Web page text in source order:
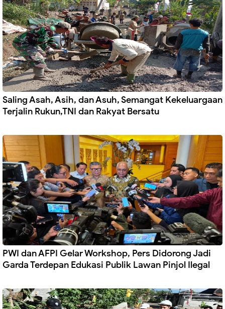
Saling Asah, Asih, dan Asuh, Semangat Kekeluargaan
Terjalin Rukun,TNI dan Rakyat Bersatu
PWI dan AFPI Gelar Workshop, Pers Didorong Jadi
Garda Terdepan Edukasi Publik Lawan Pinjol Ilegal